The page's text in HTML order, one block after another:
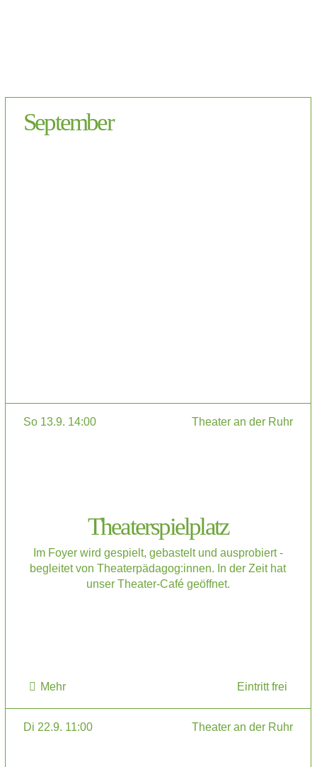
September
So 13.9. 14:00 Theater an der Ruhr
Theaterspielplatz
Im Foyer wird gespielt, gebastelt und ausprobiert -
begleitet von Theaterpädagog:innen. In der Zeit hat
unser Theater-Café geöffnet.
Mehr Eintritt frei
Di 22.9. 11:00 Theater an der Ruhr